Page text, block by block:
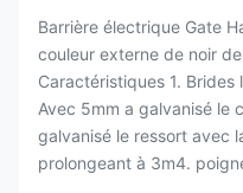
Barrière électrique Gate
couleur externe de noir
Caractéristiques 1.
Avec 5mm a galvanisé le
galvanisé le ressort avec
prolongeant à 3m4.